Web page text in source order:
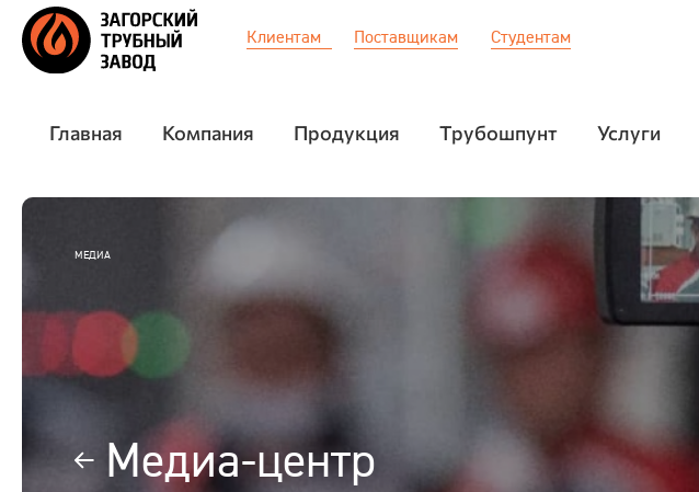
Клиентам Поставщикам Студентам
Главная Компания Продукция Трубошпунт Услуги
Компания
Трубошпунт
Ответственность
ИСТОРИЯ
МЕДИА
Медиа-центр